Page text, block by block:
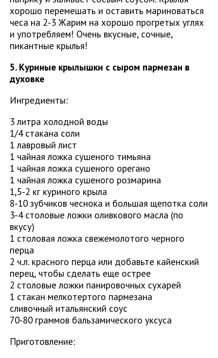
хорошо перемешать и оставить мариноваться
чеса на 2-3 Жарим на хорошо прогретых углях
и употребляем! Очень вкусные, сочные,
пикантные крылья!
5. Куриные крылышки с сыром пармезан в
духовке
Ингредиенты:
3 литра холодной воды
1/4 стакана соли
1 лавровый лист
1 чайная ложка сушеного тимьяна
1 чайная ложка сушеного орегано
1 чайная ложка сушеного розмарина
1,5-2 кг куриного крыла
8-10 зубчиков чеснока и большая щепотка соли
3-4 столовые ложки оливкового масла (по
вкусу)
1 столовая ложка свежемолотого черного
перца
2 ч.л. красного перца или добавьте кайенский
перец, чтобы сделать еще острее
2 столовые ложки панировочных сухарей
1 стакан мелкотертого пармезана
сливочный итальянский соус
70-80 граммов бальзамического уксуса
Приготовление: